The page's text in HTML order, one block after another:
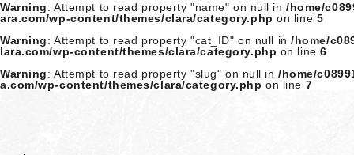
Warning: Attempt to read property "name" on null in/home/
ara.com/wp-content/themes/clara/category.php on line 5
Warning: Attempt to read property "cat_ID" on null in/home/
lara.com/wp-content/themes/clara/category.php on line6
Warning: Attempt to read property "slug" on null in/home/
a.com/wp-content/themes/clara/category.php on line 7